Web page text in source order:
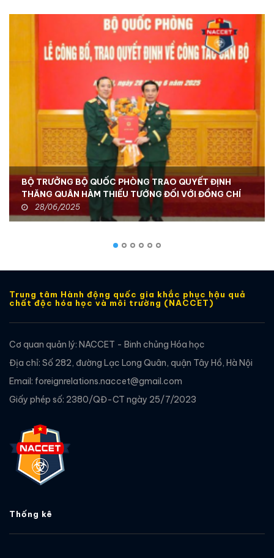
BỘ TRƯỞNG BỘ QUỐC PHÒNG TRAO QUYẾT ĐỊNH
THĂNG QUÂN HÀM THIẾU TƯỚNG ĐỐI VỚI ĐỒNG CHÍ
TƯ LỆNH BCHH - TỔNG GIÁM ĐỐC NACCET
28/06/2025
Trung tâm Hành động quốc gia khắc phục hậu quả
chất độc hóa học và môi trường (NACCET)
Cơ quan quản lý: NACCET - Binh chủng Hóa học
Địa chỉ: Số 282, đường Lạc Long Quân, quận Tây Hồ, Hà Nội
Email: foreignrelations.naccet@gmail.com
Giấy phép số: 2380/QĐ-CT ngày 25/7/2023
Thống kê